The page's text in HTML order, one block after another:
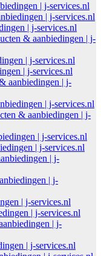
| j-services.nl
| j-services.nl
| j-services.nl
& aanbiedingen | j-
| j-services.nl
| j-services.nl
aanbiedingen | j-
| j-services.nl
& aanbiedingen | j-
| j-services.nl
| j-services.nl
| j-
| j-
| j-services.nl
| j-services.nl
| j-
| j-services.nl